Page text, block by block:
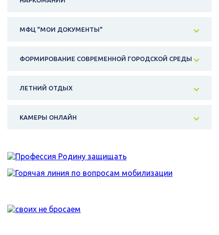
МФЦ "МОИ ДОКУМЕНТЫ"
ФОРМИРОВАНИЕ СОВРЕМЕННОЙ ГОРОДСКОЙ СРЕДЫ
ЛЕТНИЙ ОТДЫХ
КАМЕРЫ ОНЛАЙН